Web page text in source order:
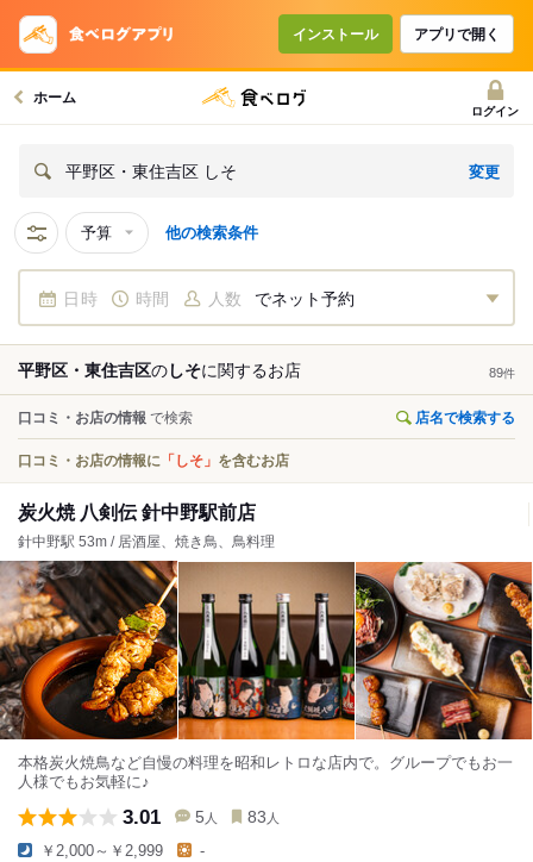
インストール アプリで開く
ホーム
ログイン
平野区・東住吉区 しそ 変更
予算 他の検索条件
日時 時間 人数 でネット予約
平野区・東住吉区のしそに関するお店 89件
口コミ・お店の情報 で検索 店名で検索する
口コミ・お店の情報に 「しそ」 を含むお店
炭火焼 八剣伝 針中野駅前店
針中野駅 53m / 居酒屋、焼き鳥、鳥料理
本格炭火焼鳥など自慢の料理を昭和レトロな店内で。グループでもお一
人様でもお気軽に♪
3.01 5 人 83 人
￥2,000～￥2,999 -